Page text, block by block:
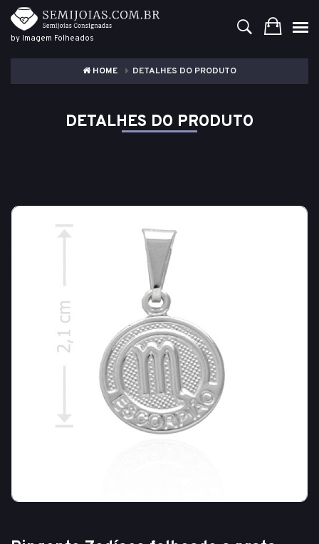
by Imagem Folheados
HOME DETALHES DO PRODUTO
DETALHES DO PRODUTO